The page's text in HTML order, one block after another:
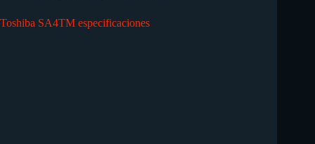
Toshiba SA4TM especificaciones